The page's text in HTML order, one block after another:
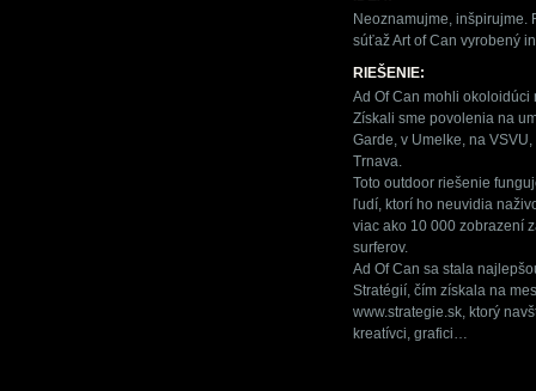
Neoznamujme, inšpirujme.
súťaž Art of Can vyrobený
RIEŠENIE:
Ad Of Can mohli
Získali sme povolenia na
Garde, v Umelke, na
Trnava.
Toto outdoor riešenie
ľudí, ktorí ho neuvidia
viac ako 10 000 zobrazení
surferov.
Ad Of Can sa stala
Stratégií, čím získala na
www.strategie.sk, ktorý
kreatívci, grafici…